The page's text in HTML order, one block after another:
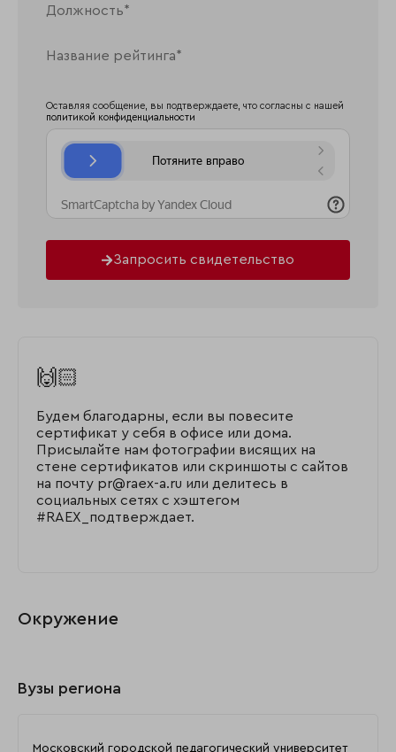
Оставляя сообщение, вы подтверждаете, что согласны с нашей
политикой конфиденциальности
Запросить свидетельство
🙌🏻
Будем благодарны, если вы повесите
сертификат у себя в офисе или дома.
Присылайте нам фотографии висящих на
стене сертификатов или скриншоты с сайтов
на почту pr@raex-a.ru или делитесь в
социальных сетях с хэштегом
#RAEX_подтверждает.
Окружение
Вузы региона
Московский городской педагогический университет